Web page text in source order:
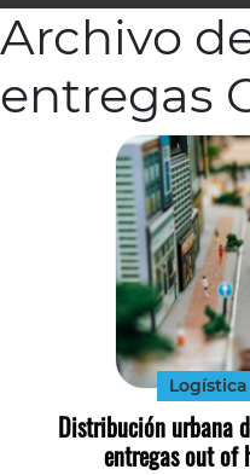
Archivo
entregas
Distribución urbana
entregas out of